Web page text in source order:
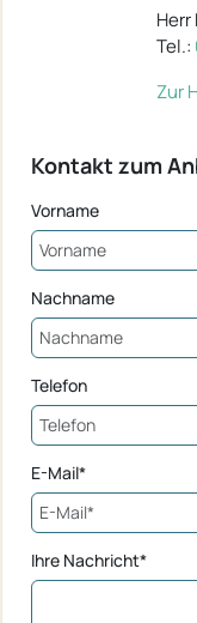
Herr
Tel.:
Zur
Kontakt zum
Vorname
Nachname
Telefon
E-Mail*
Ihre Nachricht*